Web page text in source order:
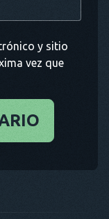
y sitio
vez que